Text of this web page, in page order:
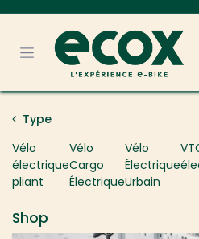
Type
Vélo
électrique
pliant
Vélo
Cargo
Électrique
Vélo
Électrique
Urbain
Shop